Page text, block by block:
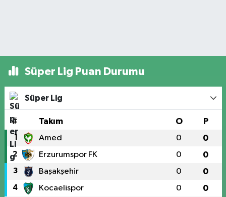
Süper Lig Puan Durumu
Süper Lig
# Takım O P
1 Amed 0 0
2 Erzurumspor FK 0 0
3 Başakşehir 0 0
4 Kocaelispor 0 0